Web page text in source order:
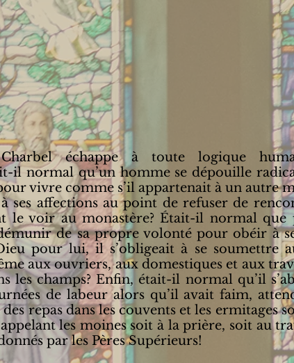
échappe à toute logique
il normal qu’un homme se dépouille
vivre comme s’il appartenait à un autre
ses affections au point de refuser de
le voir au monastère? Était-il normal que
de sa propre volonté pour obéir à
pour lui, il s’obligeait à se soumettre
aux ouvriers, aux domestiques et aux
les champs? Enfin, était-il normal qu’il
de labeur alors qu’il avait faim,
repas dans les couvents et les ermitages
les moines soit à la prière, soit au
par les Pères Supérieurs!